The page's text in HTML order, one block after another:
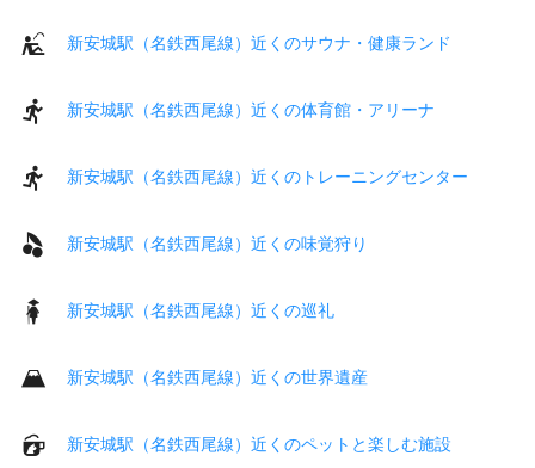
新安城駅（名鉄西尾線）近くのサウナ・健康ランド
新安城駅（名鉄西尾線）近くの体育館・アリーナ
新安城駅（名鉄西尾線）近くのトレーニングセンター
新安城駅（名鉄西尾線）近くの味覚狩り
新安城駅（名鉄西尾線）近くの巡礼
新安城駅（名鉄西尾線）近くの世界遺産
新安城駅（名鉄西尾線）近くのペットと楽しむ施設